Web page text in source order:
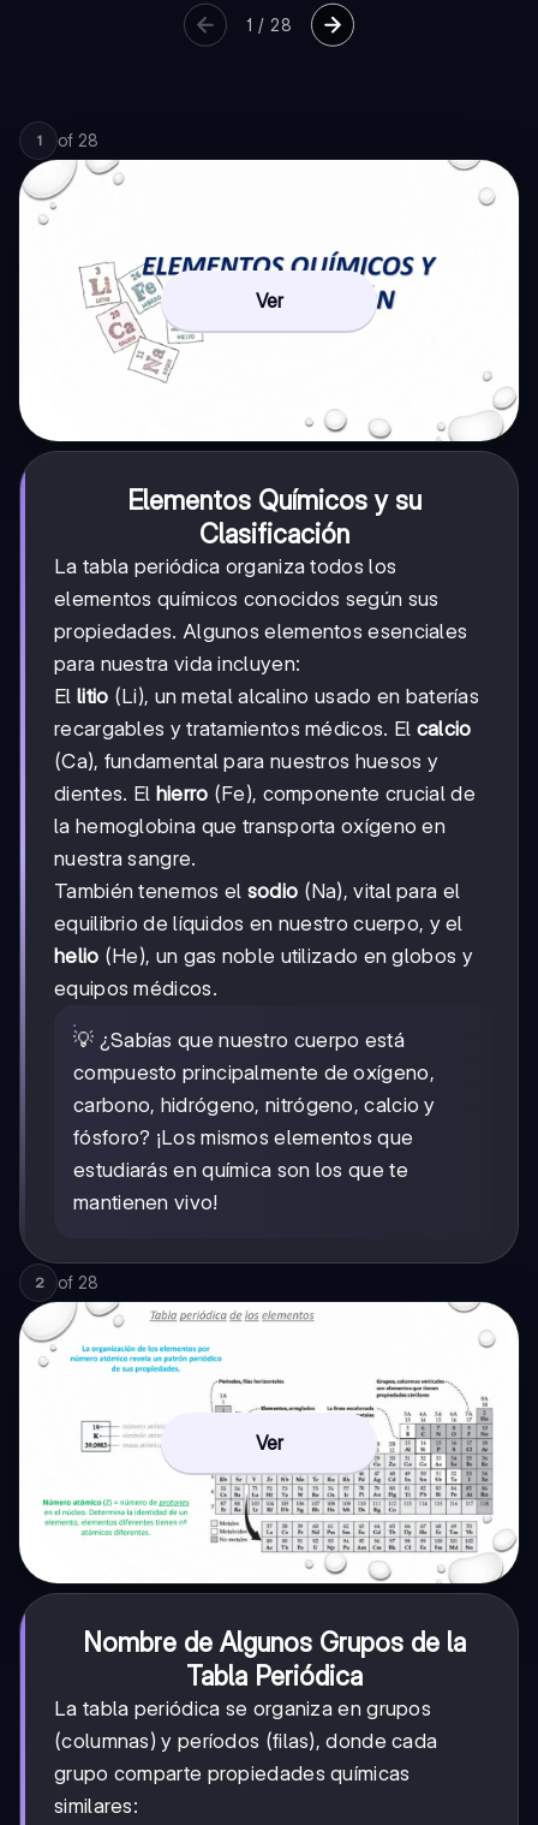
1 / 28
1 of 28
Ver
Elementos Químicos y su
Clasificación
La tabla periódica organiza todos los
elementos químicos conocidos según sus
propiedades. Algunos elementos esenciales
para nuestra vida incluyen:
El litio (Li), un metal alcalino usado en baterías
recargables y tratamientos médicos. El calcio
(Ca), fundamental para nuestros huesos y
dientes. El hierro (Fe), componente crucial de
la hemoglobina que transporta oxígeno en
nuestra sangre.
También tenemos el sodio (Na), vital para el
equilibrio de líquidos en nuestro cuerpo, y el
helio (He), un gas noble utilizado en globos y
equipos médicos.
💡 ¿Sabías que nuestro cuerpo está
compuesto principalmente de oxígeno,
carbono, hidrógeno, nitrógeno, calcio y
fósforo? ¡Los mismos elementos que
estudiarás en química son los que te
mantienen vivo!
2 of 28
Ver
Nombre de Algunos Grupos de la
Tabla Periódica
La tabla periódica se organiza en grupos
(columnas) y períodos (filas), donde cada
grupo comparte propiedades químicas
similares: